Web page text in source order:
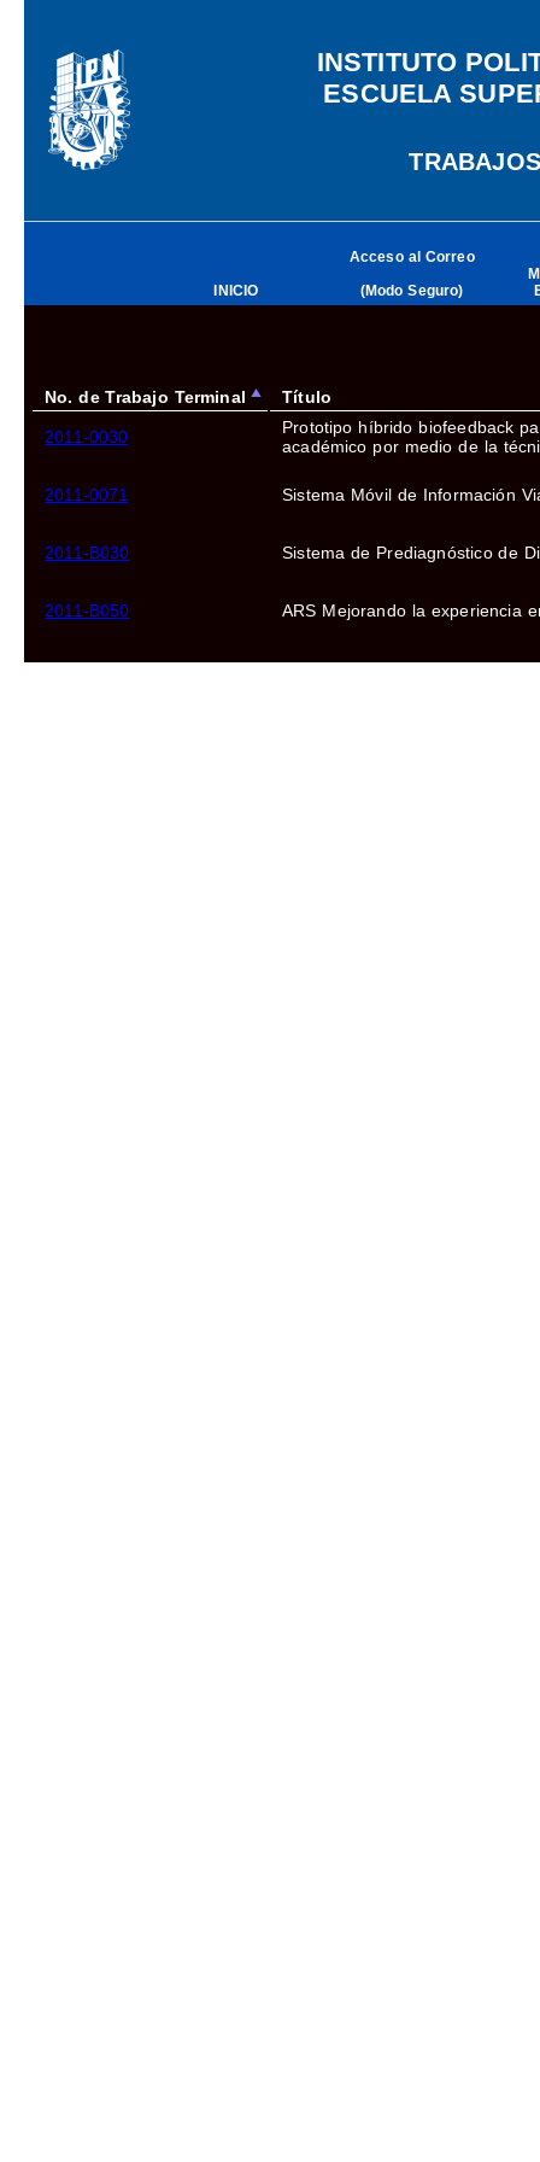
INSTITUTO
ESCUELA
INICIO
Acceso al Correo
(Modo Seguro)
MySQL Acceso a
No. de Trabajo Terminal Título
2011-0030
Prototipo híbrido biofeedback
académico por medio de la
2011-0071 Sistema Móvil de Información
2011-B030 Sistema de Prediagnóstico de
2011-B050 ARS Mejorando la experiencia